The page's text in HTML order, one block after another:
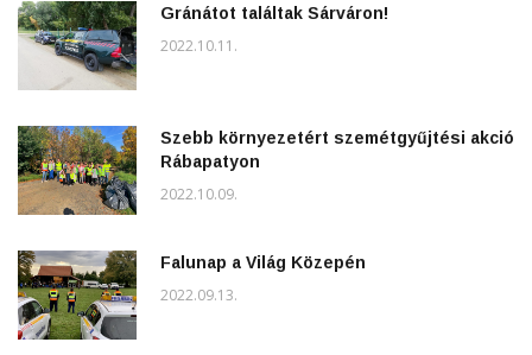
Gránátot találtak Sárváron!
2022.10.11.
Szebb környezetért szemétgyűjtési akció
Rábapatyon
2022.10.09.
Falunap a Világ Közepén
2022.09.13.